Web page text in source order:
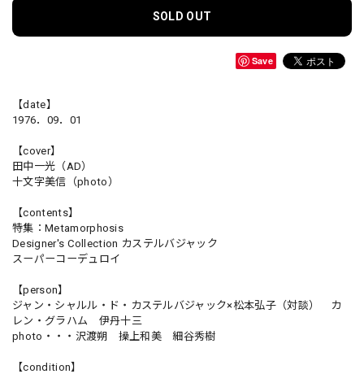
SOLD OUT
Save
【date】
1976．09．01
【cover】
田中一光（AD）
十文字美信（photo）
【contents】
特集：Metamorphosis
Designer's Collection カステルバジャック
スーパーコーデュロイ
【person】
ジャン・シャルル・ド・カステルバジャック×松本弘子（対談） カ
レン・グラハム 伊丹十三
photo・・・沢渡朔 操上和美 細谷秀樹
【condition】